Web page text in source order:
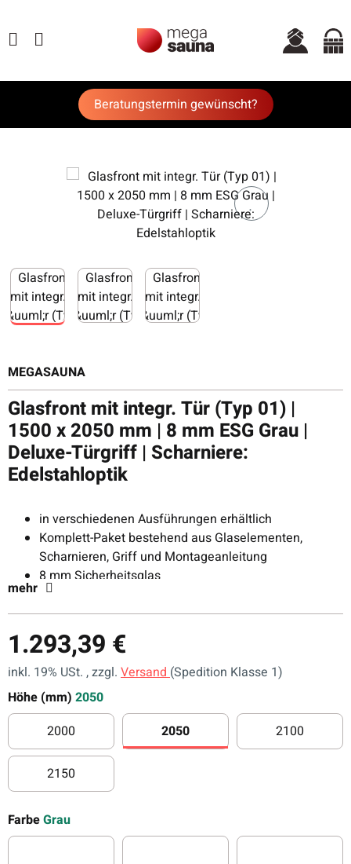
Beratungstermin gewünscht?
MEGASAUNA
Glasfront mit integr. Tür (Typ 01) |
1500 x 2050 mm | 8 mm ESG Grau |
Deluxe-Türgriff | Scharniere:
Edelstahloptik
in verschiedenen Ausführungen erhältlich
Komplett-Paket bestehend aus Glaselementen,
Scharnieren, Griff und Montageanleitung
8 mm Sicherheitsglas
hochwertige Scharniere
Made in Germany
optional direkt mit Montageprofil erhältlich
mehr
1.293,39 €
inkl. 19% USt. , zzgl. Versand(Spedition Klasse 1)
Höhe (mm) 2050
20002000 20502050 21002100
21502150
FarbeGrau